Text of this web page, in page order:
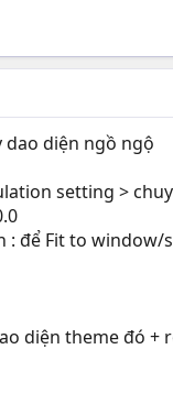
diện ngồ ngộ
setting >
: để Fit to window/
diện theme đó